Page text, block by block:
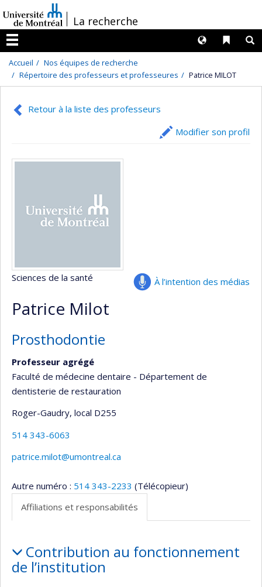
au
contenu
/La recherche
Menu
Liens
Langues
Accueil
Nos équipes de recherche
Répertoire des professeurs et professeures
Patrice MILOT
Retour à la liste des professeurs
Modifier son profil
À l’intention des médias
Sciences de la santé
Patrice Milot
Prosthodontie
Professeur agrégé
Faculté de médecine dentaire - Département de
dentisterie de restauration
Roger-Gaudry, local D255
514 343-6063
patrice.milot@umontreal.ca
Autre numéro : 514 343-2233 (Télécopieur)
Affiliations et responsabilités
et
responsabilités
Contribution au fonctionnement
de l’institution